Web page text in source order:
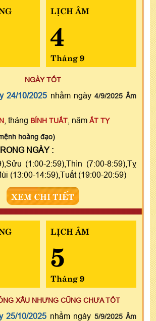
LỊCH ÂM
4
Tháng 9
NGÀY TỐT
24/10/2025 nhằm ngày 4/9/2025 Âm
, tháng BÍNH TUẤT , năm ẤT TỴ
hoàng đạo)
NGÀY :
(1:00-2:59),Thìn (7:00-8:59),Tỵ
(13:00-14:59),Tuất (19:00-20:59)
XEM CHI TIẾT
LỊCH ÂM
5
Tháng 9
XẤU NHƯNG CŨNG CHƯA TỐT
25/10/2025 nhằm ngày 5/9/2025 Âm